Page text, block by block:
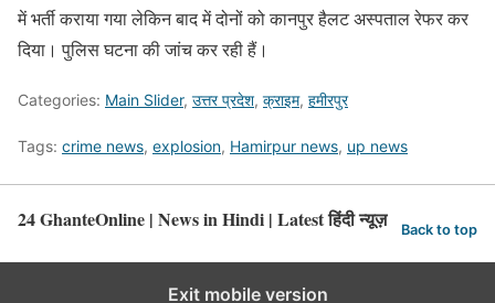
में भर्ती कराया गया लेकिन बाद में दोनों को कानपुर हैलट अस्पताल रेफर कर
दिया। पुलिस घटना की जांच कर रही हैं।
Categories: Main Slider, उत्तर प्रदेश, क्राइम, हमीरपुर
Tags: crime news, explosion, Hamirpur news, up news
24 GhanteOnline | News in Hindi | Latest हिंदी न्यूज़ Back to top
Exit mobile version